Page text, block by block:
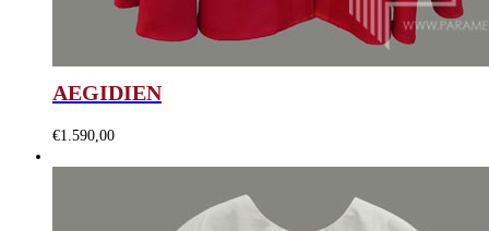
AEGIDIEN
€1.590,00